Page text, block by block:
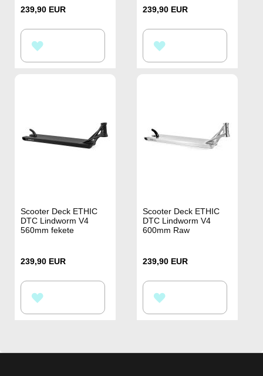
239,90 EUR
A
239,90 EUR
A
Scooter Deck ETHIC
DTC Lindworm V4
560mm fekete
239,90 EUR
A
Scooter Deck ETHIC
DTC Lindworm V4
600mm Raw
239,90 EUR
A